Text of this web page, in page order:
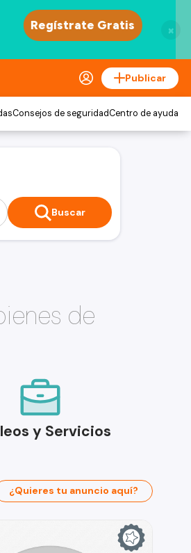
×
Publicar
Consejos de seguridadCentro de ayuda
Buscar
de
y Servicios
¿Quieres tu anuncio aquí?